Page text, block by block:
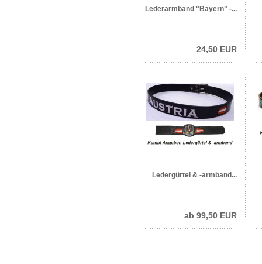
Lederarmband "Bayern" -...
24,50 EUR
Ledergürtel & -armband...
ab 99,50 EUR